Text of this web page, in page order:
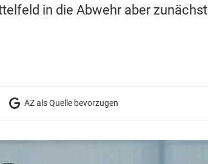
in die Abwehr aber zunächst
AZ als Quelle bevorzugen